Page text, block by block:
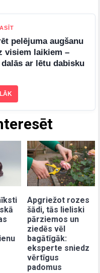
Apgriežot rozes
šādi, tās lieliski
pārziemos un
ziedēs vēl
bagātīgāk:
eksperte sniedz
vērtīgus
padomus
pelējuma augšanu
visiem laikiem –
ar lētu dabisku